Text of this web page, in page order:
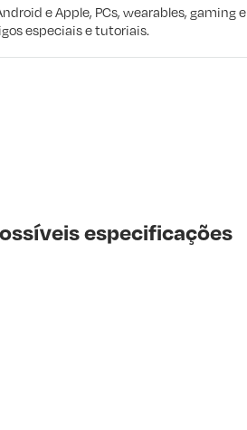
e Apple, PCs, wearables, gaming e
especiais e tutoriais.
especificações